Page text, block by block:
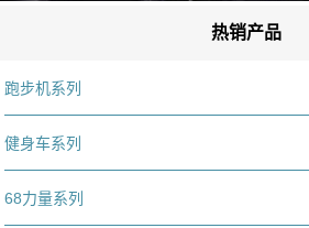
热销产品
跑步机系列
健身车系列
68力量系列